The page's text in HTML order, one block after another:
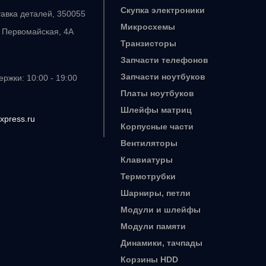
деталей, 350055
4А
10:00 - 19:00
Скупка электроники
Микросхемы
Транзисторы
Запчасти телефонов
Запчасти ноутбуков
Платы ноутбуков
Шлейфы матриц
Корпусные части
Вентиляторы
Клавиатуры
Термотрубки
Шарниры, петли
Модули и шлейфы
Модули памяти
Динамики, тачпады
Корзины HDD